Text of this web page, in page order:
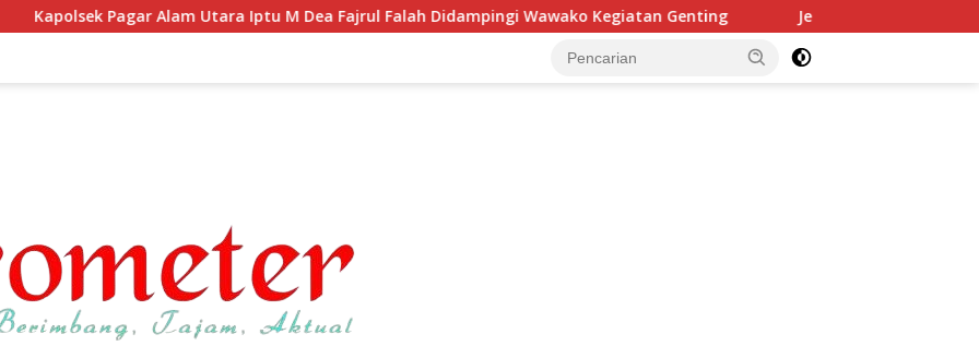
Utara Iptu M Dea Fajrul Falah Didampingi Wawako Kegiatan Genting Jenderal (Purn) Dudung Beri Kuliah Umum di